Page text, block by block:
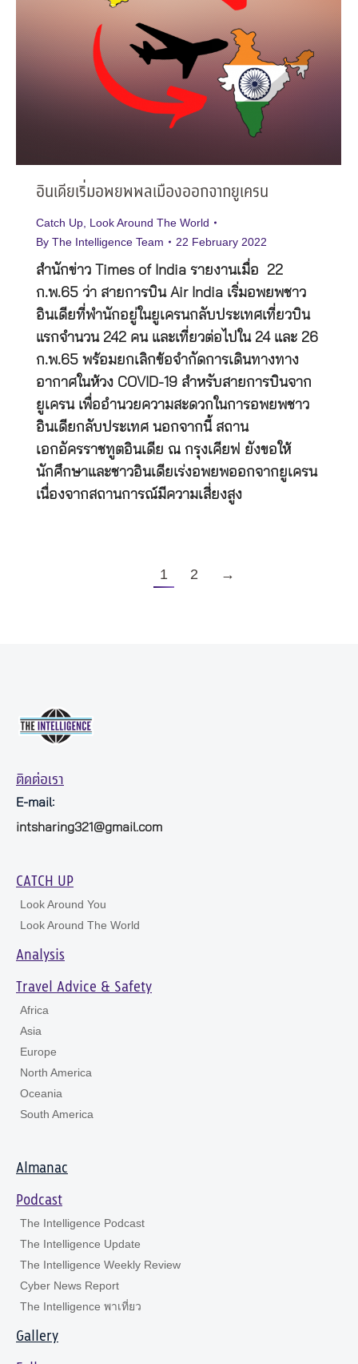
อินเดียเริ่มอพยพพลเมืองออกจากยูเครน
Catch Up, Look Around The World
By The Intelligence Team 22 February 2022
สำนักข่าว Times of India รายงานเมื่อ 22
ก.พ.65 ว่า สายการบิน Air India เริ่มอพยพชาว
อินเดียที่พำนักอยู่ในยูเครนกลับประเทศเที่ยวบิน
แรกจำนวน 242 คน และเที่ยวต่อไปใน 24 และ 26
ก.พ.65 พร้อมยกเลิกข้อจำกัดการเดินทางทาง
อากาศในห้วง COVID-19 สำหรับสายการบินจาก
ยูเครน เพื่ออำนวยความสะดวกในการอพยพชาว
อินเดียกลับประเทศ นอกจากนี้ สถาน
เอกอัครราชทูตอินเดีย ณ กรุงเคียฟ ยังขอให้
นักศึกษาและชาวอินเดียเร่งอพยพออกจากยูเครน
เนื่องจากสถานการณ์มีความเสี่ยงสูง
1 2 →
ติดต่อเรา
E-mail:
intsharing321@gmail.com
CATCH UP
Look Around You
Look Around The World
Analysis
Travel Advice & Safety
Africa
Asia
Europe
North America
Oceania
South America
Almanac
Podcast
The Intelligence Podcast
The Intelligence Update
The Intelligence Weekly Review
Cyber News Report
The Intelligence พาเที่ยว
Gallery